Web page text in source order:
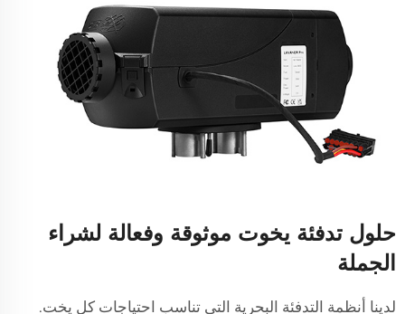
حلول تدفئة يخوت موثوقة وفعالة لشراء
الجملة
لدينا أنظمة التدفئة البحرية التي تناسب احتياجات كل يخت.